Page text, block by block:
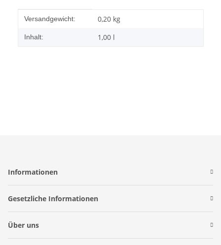
Produkteigenschaft
Wert
Versandgewicht: 0,20 kg
Inhalt: 1,00 l
Informationen
Gesetzliche Informationen
Über uns